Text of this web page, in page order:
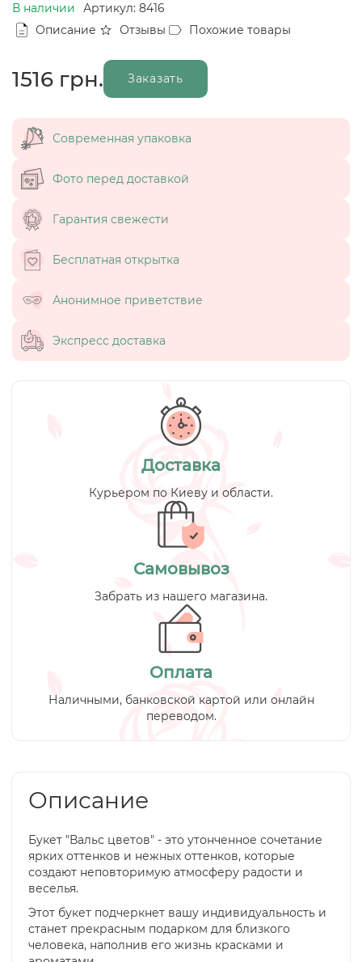
В наличии
Артикул: 8416
Описание
Отзывы Похожие товары
1516 грн. Заказать
Современная упаковка
Фото перед доставкой
Гарантия свежести
Бесплатная открытка
Анонимное приветствие
Экспресс доставка
Доставка
Курьером по Киеву и области.
Самовывоз
Забрать из нашего магазина.
Оплата
Наличными, банковской картой или онлайн
переводом.
Описание
Букет "Вальс цветов" - это утонченное сочетание
ярких оттенков и нежных оттенков, которые
создают неповторимую атмосферу радости и
веселья.
Этот букет подчеркнет вашу индивидуальность и
станет прекрасным подарком для близкого
человека, наполнив его жизнь красками и